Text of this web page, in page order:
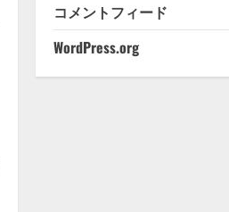
コメントフィード
WordPress.org